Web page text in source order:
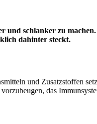
schlanker zu
dahinter steckt.
und Zusatzstoffen
das